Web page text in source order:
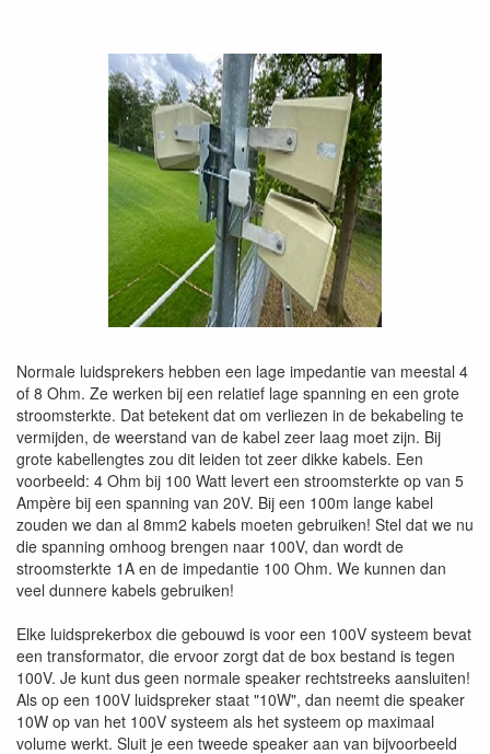
Normale luidsprekers hebben een lage impedantie van meestal 4
of 8 Ohm. Ze werken bij een relatief lage spanning en een grote
stroomsterkte. Dat betekent dat om verliezen in de bekabeling te
vermijden, de weerstand van de kabel zeer laag moet zijn. Bij
grote kabellengtes zou dit leiden tot zeer dikke kabels. Een
voorbeeld: 4 Ohm bij 100 Watt levert een stroomsterkte op van 5
Ampère bij een spanning van 20V. Bij een 100m lange kabel
zouden we dan al 8mm2 kabels moeten gebruiken! Stel dat we nu
die spanning omhoog brengen naar 100V, dan wordt de
stroomsterkte 1A en de impedantie 100 Ohm. We kunnen dan
veel dunnere kabels gebruiken!
Elke luidsprekerbox die gebouwd is voor een 100V systeem bevat
een transformator, die ervoor zorgt dat de box bestand is tegen
100V. Je kunt dus geen normale speaker rechtstreeks aansluiten!
Als op een 100V luidspreker staat "10W", dan neemt die speaker
10W op van het 100V systeem als het systeem op maximaal
volume werkt. Sluit je een tweede speaker aan van bijvoorbeeld